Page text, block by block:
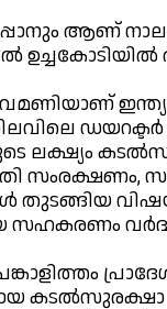
ആണ്
ലക്ഷ്യം
തുടങ്ങിയ
സഹകരണം
കടൽസുരക്ഷാ